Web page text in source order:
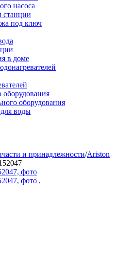
насоса
станции
под ключ
в доме
оборудования
оборудования
воды
и принадлежности/Ariston